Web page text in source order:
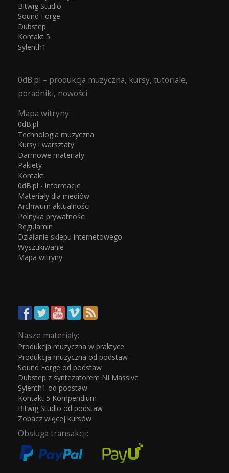
Bitwig Studio
Sound Forge
Dubstep
Kontakt 5
Sylenth1
0dB.pl – produkcja muzyczna, kursy, tutoriale,
poradniki, nowości
Mapa witryny:
0dB.pl
Technologia muzyczna
Kursy i warsztaty
Darmowe materiały
Pakiety
Kontakt
0dB.pl - informacje
Materiały dla mediów
Archiwum aktualności
Polityka prywatności
Regulamin
Działanie sklepu internetowego
Wyszukiwanie
Mapa witryny
Nasze materiały:
Produkcja muzyczna w praktyce
Produkcja muzyczna od podstaw
Sound Forge od podstaw
Dubstep z syntezatorem NI Massive
Sylenth1 od podstaw
Kontakt 5 Kompendium
Bitwig Studio od podstaw
Zobacz więcej kursów
Obsługa transakcji: